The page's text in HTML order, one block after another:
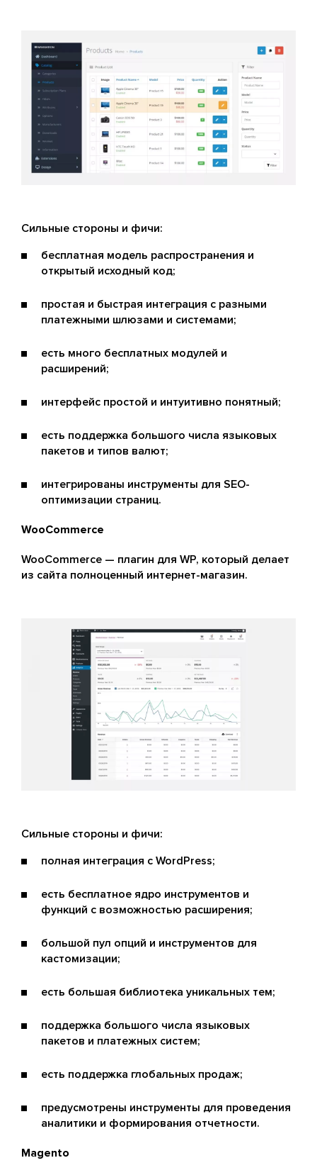
Сильные стороны и фичи:
бесплатная модель распространения и
открытый исходный код;
простая и быстрая интеграция с разными
платежными шлюзами и системами;
есть много бесплатных модулей и
расширений;
интерфейс простой и интуитивно понятный;
есть поддержка большого числа языковых
пакетов и типов валют;
интегрированы инструменты для SEO-
оптимизации страниц.
WooCommerce
WooCommerce — плагин для WP, который делает
из сайта полноценный интернет-магазин.
Сильные стороны и фичи:
полная интеграция с WordPress;
есть бесплатное ядро инструментов и
функций с возможностью расширения;
большой пул опций и инструментов для
кастомизации;
есть большая библиотека уникальных тем;
поддержка большого числа языковых
пакетов и платежных систем;
есть поддержка глобальных продаж;
предусмотрены инструменты для проведения
аналитики и формирования отчетности.
Magento